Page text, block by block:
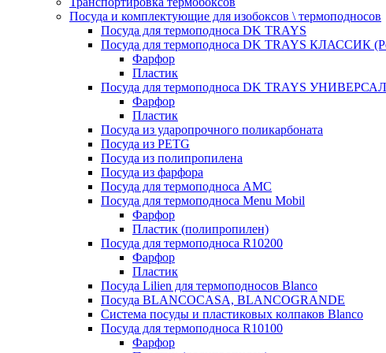
Посуда и комплектующие для изобоксов \ термоподносов
Посуда для термоподноса DK TRAYS
Посуда для термоподноса DK TRAYS КЛАССИК
Фарфор
Пластик
Посуда для термоподноса DK TRAYS УНИВЕРСАЛ
Фарфор
Пластик
Посуда из ударопрочного поликарбоната
Посуда из PETG
Посуда из полипропилена
Посуда из фарфора
Посуда для термоподноса AMC
Посуда для термоподноса Menu Mobil
Фарфор
Пластик (полипропилен)
Посуда для термоподноса R10200
Фарфор
Пластик
Посуда Lilien для термоподносов Blanco
Посуда BLANCOCASA, BLANCOGRANDE
Система посуды и пластиковых колпаков Blanco
Посуда для термоподноса R10100
Фарфор